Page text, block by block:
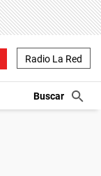
Radio La Red